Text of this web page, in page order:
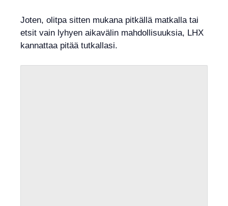
Joten, olitpa sitten mukana pitkällä matkalla tai
etsit vain lyhyen aikavälin mahdollisuuksia, LHX
kannattaa pitää tutkallasi.